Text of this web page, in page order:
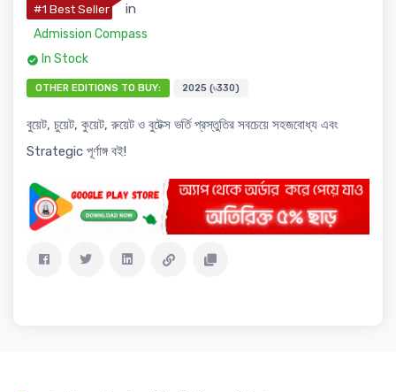
#1 Best Seller in
Admission Compass
In Stock
OTHER EDITIONS TO BUY: 2025 (৳330)
বুয়েট, চুয়েট, কুয়েট, রুয়েট ও বুটেক্স ভর্তি প্রস্তুতির সবচেয়ে সহজবোধ্য এবং
Strategic পূর্ণাঙ্গ বই!